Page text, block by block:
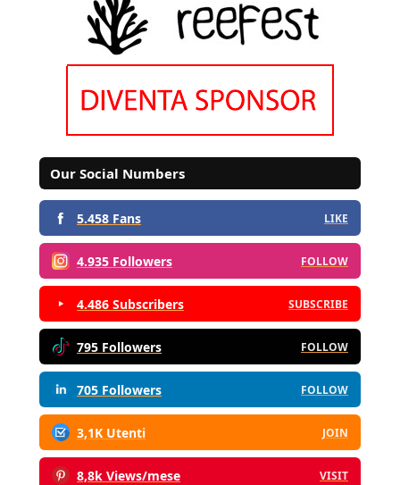
Our Social Numbers
5.458 Fans LIKE
4.935 Followers FOLLOW
4.486 Subscribers SUBSCRIBE
795 Followers FOLLOW
705 Followers FOLLOW
3,1K Utenti JOIN
8,8k Views/mese VISIT